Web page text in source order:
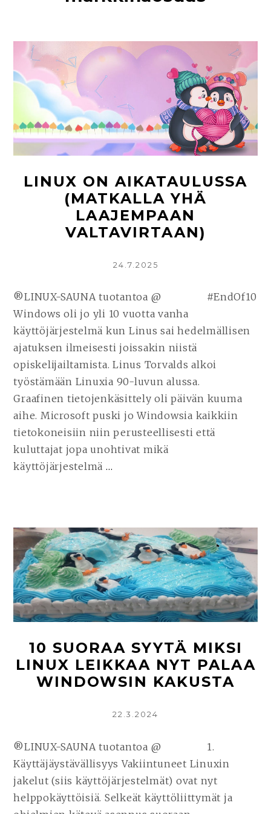
LINUX ON AIKATAULUSSA
(MATKALLA YHÄ
LAAJEMPAAN
VALTAVIRTAAN)
KIRJOITETTU
24.7.2025
®LINUX-SAUNA tuotantoa @ #EndOf10
Windows oli jo yli 10 vuotta vanha
käyttöjärjestelmä kun Linus sai hedelmällisen
ajatuksen ilmeisesti joissakin niistä
opiskelijailtamista. Linus Torvalds alkoi
työstämään Linuxia 90-luvun alussa.
Graafinen tietojenkäsittely oli päivän kuuma
aihe. Microsoft puski jo Windowsia kaikkiin
tietokoneisiin niin perusteellisesti että
kuluttajat jopa unohtivat mikä
käyttöjärjestelmä …
AIKATAULUSSA
(MATKALLA
YHÄ
LAAJEMPAAN
VALTAVIRTAAN)
10 SUORAA SYYTÄ MIKSI
LINUX LEIKKAA NYT PALAA
WINDOWSIN KAKUSTA
KIRJOITETTU
22.3.2024
®LINUX-SAUNA tuotantoa @ 1.
Käyttäjäystävällisyys Vakiintuneet Linuxin
jakelut (siis käyttöjärjestelmät) ovat nyt
helppokäyttöisiä. Selkeät käyttöliittymät ja